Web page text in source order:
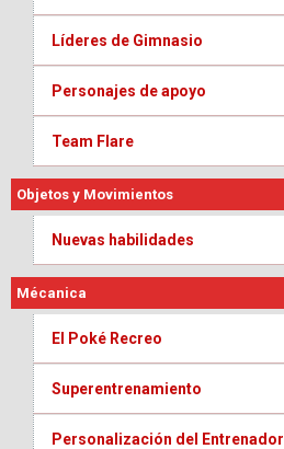
Líderes de Gimnasio
Personajes de apoyo
Team Flare
Objetos y Movimientos
Nuevas habilidades
Mécanica
El Poké Recreo
Superentrenamiento
Personalización del Entrenador